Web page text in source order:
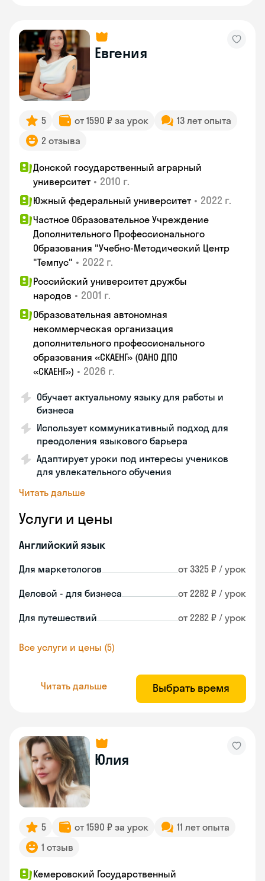
Евгения
5 от 1590 ₽ за урок
13 лет опыта
2 отзыва
Донской государственный аграрный
университет • 2010 г.
Южный федеральный университет • 2022 г.
Частное Образовательное Учреждение
Дополнительного Профессионального
Образования "Учебно-Методический Центр
"Темпус" • 2022 г.
Российский университет дружбы
народов • 2001 г.
Образовательная автономная
некоммерческая организация
дополнительного профессионального
образования «СКАЕНГ» (ОАНО ДПО
«СКАЕНГ») • 2026 г.
Обучает актуальному языку для работы и
бизнеса
Использует коммуникативный подход для
преодоления языкового барьера
Адаптирует уроки под интересы учеников
для увлекательного обучения
Читать дальше
Услуги и цены
Английский язык
Для маркетологов от 3325 ₽ / урок
Деловой - для бизнеса от 2282 ₽ / урок
Для путешествий от 2282 ₽ / урок
Все услуги и цены (5)
Читать дальше Выбрать время
Юлия
5 от 1590 ₽ за урок
11 лет опыта
1 отзыв
Кемеровский Государственный